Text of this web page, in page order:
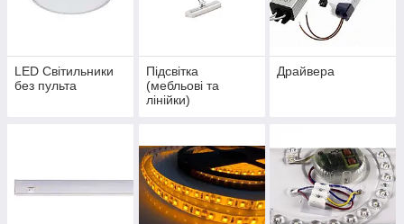
LED Світильники
без пульта
Підсвітка
(мебльові та
лінійки)
Драйвера